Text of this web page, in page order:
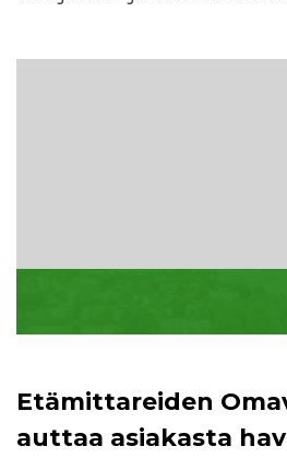
Etämittareiden
auttaa asiakasta